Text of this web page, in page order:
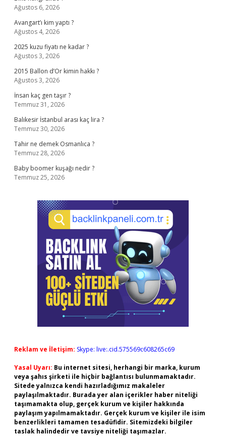
Ağustos 6, 2026
Avangart’ı kim yaptı ?
Ağustos 4, 2026
2025 kuzu fiyatı ne kadar ?
Ağustos 3, 2026
2015 Ballon d’Or kimin hakkı ?
Ağustos 3, 2026
İnsan kaç gen taşır ?
Temmuz 31, 2026
Balıkesir İstanbul arası kaç lira ?
Temmuz 30, 2026
Tahir ne demek Osmanlıca ?
Temmuz 28, 2026
Baby boomer kuşağı nedir ?
Temmuz 25, 2026
Reklam ve İletişim: Skype: live:.cid.575569c608265c69
Yasal Uyarı: Bu internet sitesi, herhangi bir marka, kurum
veya şahıs şirketi ile hiçbir bağlantısı bulunmamaktadır.
Sitede yalnızca kendi hazırladığımız makaleler
paylaşılmaktadır. Burada yer alan içerikler haber niteliği
taşımamakta olup, gerçek kurum ve kişiler hakkında
paylaşım yapılmamaktadır. Gerçek kurum ve kişiler ile isim
benzerlikleri tamamen tesadüfidir. Sitemizdeki bilgiler
taslak halindedir ve tavsiye niteliği taşımazlar.